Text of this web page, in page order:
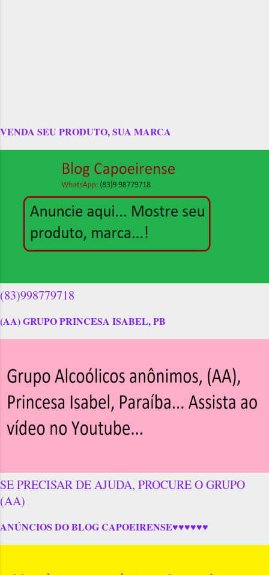
VENDA SEU PRODUTO, SUA MARCA
(83)998779718
(AA) GRUPO PRINCESA ISABEL, PB
SE PRECISAR DE AJUDA, PROCURE O GRUPO
(AA)
ANÚNCIOS DO BLOG CAPOEIRENSE♥♥♥♥♥♥